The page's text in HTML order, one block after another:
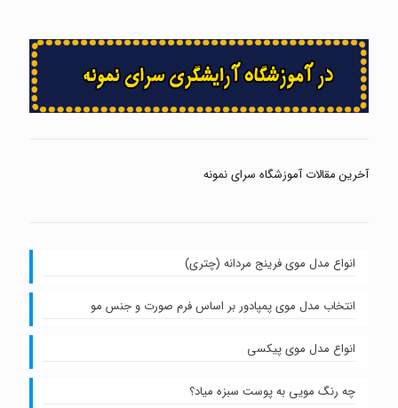
آخرین مقالات آموزشگاه سرای نمونه
انواع مدل موی فرینج مردانه (چتری)
انتخاب مدل موی پمپادور بر اساس فرم صورت و جنس مو
انواع مدل موی پیکسی
چه رنگ مویی به پوست سبزه میاد؟